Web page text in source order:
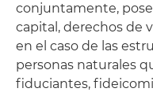
conjuntamente,
capital, derechos de
en el caso de las
personas naturales
fiduciantes,